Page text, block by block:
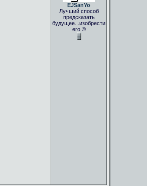
EJSanYo
Лучший способ
предсказать
будущее...изобрести
его ©